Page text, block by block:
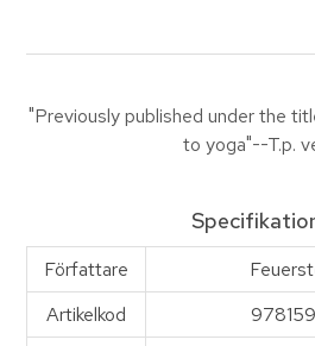
"Previously published under the
to yoga"--T.p.
Författare
Artikelkod